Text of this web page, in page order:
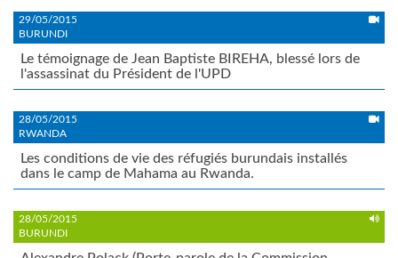
29/05/2015
BURUNDI
Le témoignage de Jean Baptiste BIREHA, blessé lors de
l'assassinat du Président de l'UPD
28/05/2015
RWANDA
Les conditions de vie des réfugiés burundais installés
dans le camp de Mahama au Rwanda.
28/05/2015
BURUNDI